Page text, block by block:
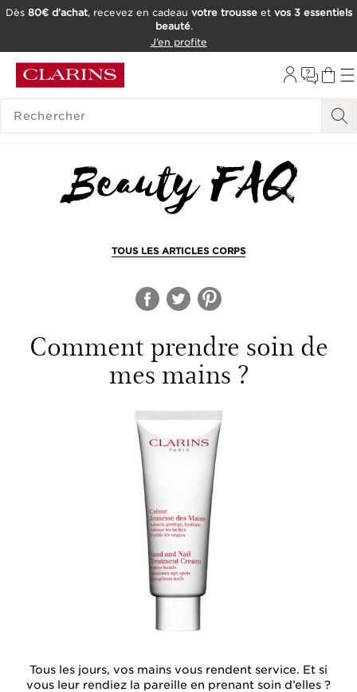
OUTIL D'ACCESSIBILITÉ
Dès 80€ d’achat, recevez en cadeau votre trousseet vos 3 essentiels
beauté.
J’en profite
HISTORIQUE DES RECHERCHES
TOUS LES ARTICLES CORPS
Comment prendre soin de
mes mains ?
Tous les jours, vos mains vous rendent service. Et si
vous leur rendiez la pareille en prenant soin d’elles ?